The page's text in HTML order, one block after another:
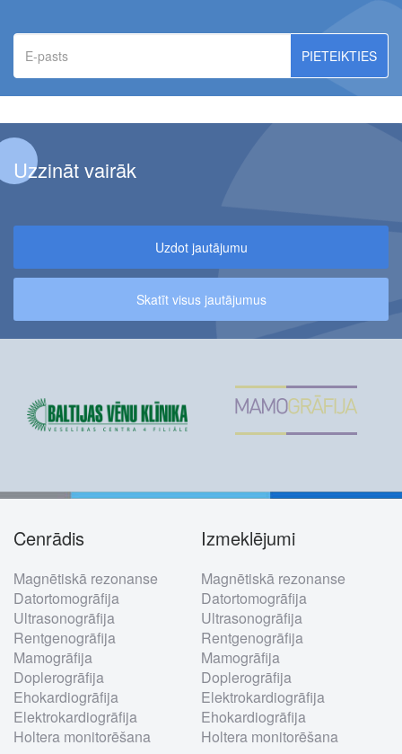
E-
pasts
Uzzināt vairāk
Uzdot jautājumu
Skatīt visus jautājumus
Footer
menu
Cenrādis
Magnētiskā rezonanse
Datortomogrāfija
Ultrasonogrāfija
Rentgenogrāfija
Mamogrāfija
Doplerogrāfija
Ehokardiogrāfija
Elektrokardiogrāfija
Holtera monitorēšana
Izmeklējumi
Magnētiskā rezonanse
Datortomogrāfija
Ultrasonogrāfija
Rentgenogrāfija
Mamogrāfija
Doplerogrāfija
Elektrokardiogrāfija
Ehokardiogrāfija
Holtera monitorēšana